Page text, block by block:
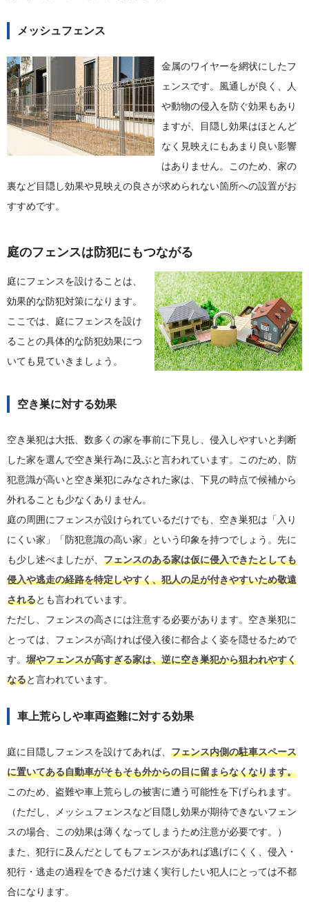
メッシュフェンス
金属のワイヤーを網状にしたフ
ェンスです。風通しが良く、人
や動物の侵入を防ぐ効果もあり
ますが、目隠し効果はほとんど
なく見映えにもあまり良い影響
はありません。このため、家の
裏など目隠し効果や見映えの良さが求められない箇所への設置がお
すすめです。
庭のフェンスは防犯にもつながる
庭にフェンスを設けることは、
効果的な防犯対策になります。
ここでは、庭にフェンスを設け
ることの具体的な防犯効果につ
いても見ていきましょう。
空き巣に対する効果
空き巣犯は大抵、数多くの家を事前に下見し、侵入しやすいと判断
した家を選んで空き巣行為に及ぶと言われています。このため、防
犯意識が高いと空き巣犯にみなされた家は、下見の時点で候補から
外れることも少なくありません。
庭の周囲にフェンスが設けられているだけでも、空き巣犯は「入り
にくい家」「防犯意識の高い家」という印象を持つでしょう。先に
も少し述べましたが、 フェンスのある家は仮に侵入できたとしても
侵入や逃走の経路を特定しやすく、犯人の足が付きやすいため敬遠
されるとも言われています。
ただし、フェンスの高さには注意する必要があります。空き巣犯に
とっては、フェンスが高ければ侵入後に都合よく姿を隠せるためで
す。 塀やフェンスが高すぎる家は、逆に空き巣犯から狙われやすく
なると言われています。
車上荒らしや車両盗難に対する効果
庭に目隠しフェンスを設けてあれば、 フェンス内側の駐車スペース
に置いてある自動車がそもそも外からの目に留まらなくなります。
このため、盗難や車上荒らしの被害に遭う可能性を下げられます。
（ただし、メッシュフェンスなど目隠し効果が期待できないフェン
スの場合、この効果は薄くなってしまうため注意が必要です。）
また、犯行に及んだとしてもフェンスがあれば逃げにくく、侵入・
犯行・逃走の過程をできるだけ速く実行したい犯人にとっては不都
合になります。